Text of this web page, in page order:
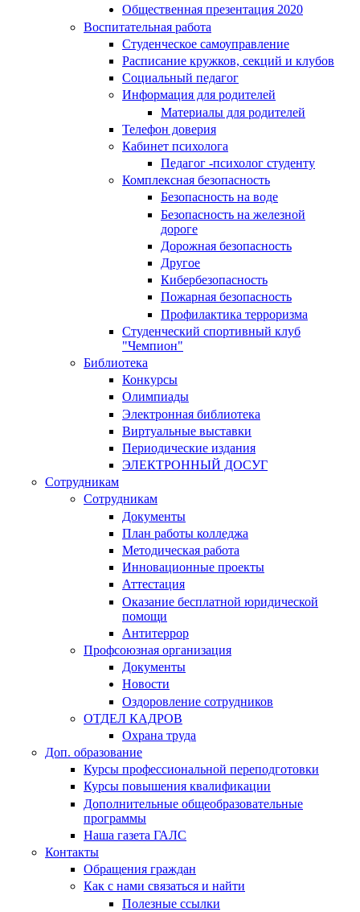
Общественная презентация 2020
Воспитательная работа
Студенческое самоуправление
Расписание кружков, секций и клубов
Социальный педагог
Информация для родителей
Материалы для родителей
Телефон доверия
Кабинет психолога
Педагог -психолог студенту
Комплексная безопасность
Безопасность на воде
Безопасность на железной
дороге
Дорожная безопасность
Другое
Кибербезопасность
Пожарная безопасность
Профилактика терроризма
Студенческий спортивный клуб
"Чемпион"
Библиотека
Конкурсы
Олимпиады
Электронная библиотека
Виртуальные выставки
Периодические издания
ЭЛЕКТРОННЫЙ ДОСУГ
Сотрудникам
Сотрудникам
Документы
План работы колледжа
Методическая работа
Инновационные проекты
Аттестация
Оказание бесплатной юридической
помощи
Антитеррор
Профсоюзная организация
Документы
Новости
Оздоровление сотрудников
ОТДЕЛ КАДРОВ
Охрана труда
Доп. образование
Курсы профессиональной переподготовки
Курсы повышения квалификации
Дополнительные общеобразовательные
программы
Наша газета ГАЛС
Контакты
Обращения граждан
Как с нами связаться и найти
Полезные ссылки